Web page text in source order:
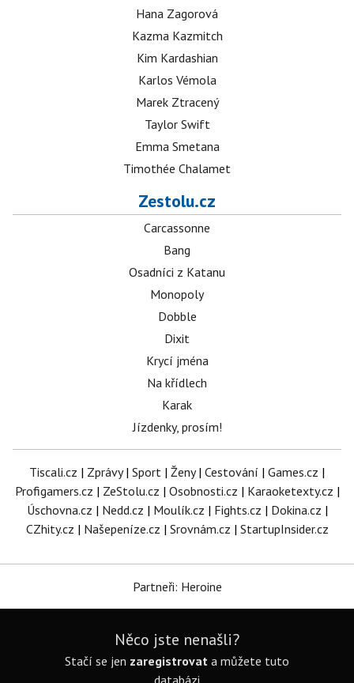
Hana Zagorová
Kazma Kazmitch
Kim Kardashian
Karlos Vémola
Marek Ztracený
Taylor Swift
Emma Smetana
Timothée Chalamet
Zestolu.cz
Carcassonne
Bang
Osadníci z Katanu
Monopoly
Dobble
Dixit
Krycí jména
Na křídlech
Karak
Jízdenky, prosím!
Tiscali.cz | Zprávy| Sport | Ženy| Cestování | Games.cz |
Profigamers.cz | ZeStolu.cz | Osobnosti.cz | Karaoketexty.cz |
Úschovna.cz | Nedd.cz | Moulík.cz | Fights.cz | Dokina.cz |
CZhity.cz | Našepeníze.cz | Srovnám.cz | StartupInsider.cz
Partneři: Heroine
Něco jste nenašli?
Stačí se jen zaregistrovat a můžete tuto